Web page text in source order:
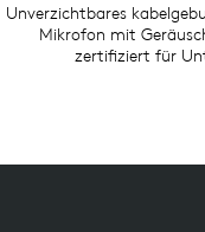
Unverzichtbares
Mikrofon mit
zertifiziert für